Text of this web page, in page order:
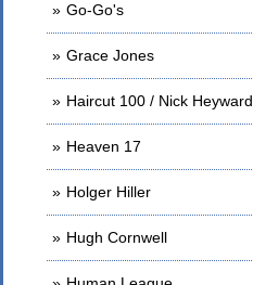
Go-Go's
Grace Jones
Haircut 100 / Nick Heyward
Heaven 17
Holger Hiller
Hugh Cornwell